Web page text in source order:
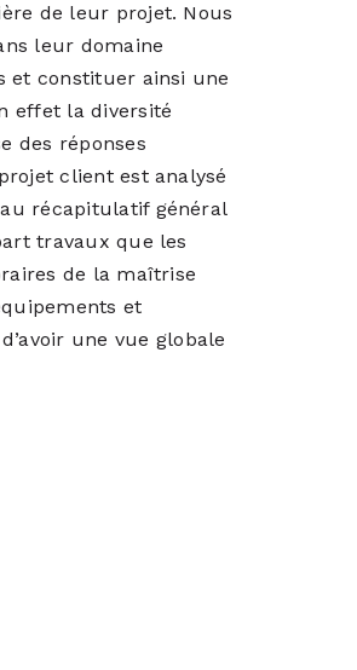
de leur projet. Nous
leur domaine
et constituer ainsi une
effet la diversité
des réponses
client est analysé
récapitulatif général
travaux que les
de la maîtrise
et
une vue globale